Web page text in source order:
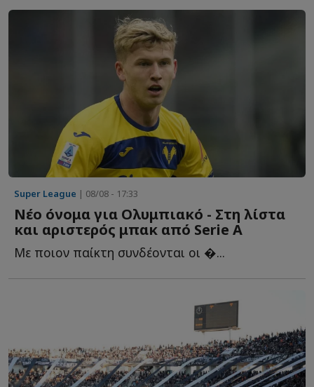
Super League | 08/08 - 17:33
Νέο όνομα για Ολυμπιακό - Στη λίστα
και αριστερός μπακ από Serie A
Με ποιον παίκτη συνδέονται οι �...